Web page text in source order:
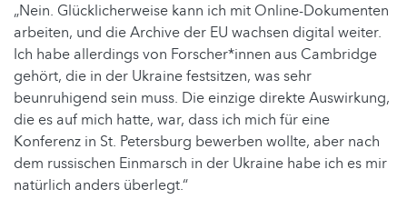
„Nein. Glücklicherweise kann ich mit Online-Dokumenten
arbeiten, und die Archive der EU wachsen digital weiter.
Ich habe allerdings von Forscher*innen aus Cambridge
gehört, die in der Ukraine festsitzen, was sehr
beunruhigend sein muss. Die einzige direkte Auswirkung,
die es auf mich hatte, war, dass ich mich für eine
Konferenz in St. Petersburg bewerben wollte, aber nach
dem russischen Einmarsch in der Ukraine habe ich es mir
natürlich anders überlegt.“